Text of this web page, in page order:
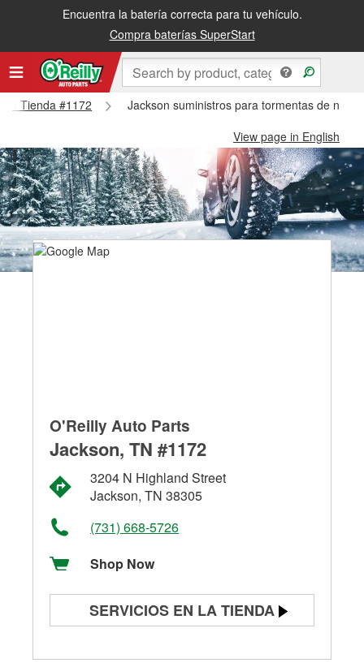
Encuentra la batería correcta para tu vehículo.
Compra baterías SuperStart
Tienda #1172
Jackson suministros para tormentas de
View page in English
O'Reilly Auto Parts
Jackson, TN #1172
3204 N Highland Street
Jackson, TN 38305
(731) 668-5726
Shop Now
SERVICIOS EN LA TIENDA